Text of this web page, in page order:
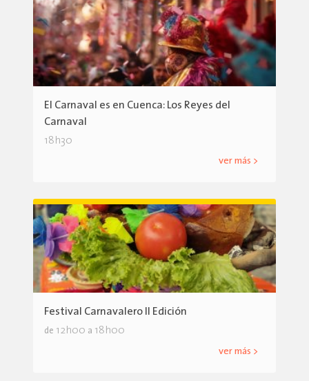
El Carnaval es en Cuenca: Los Reyes del
Carnaval
18h30
ver más >
Festival Carnavalero II Edición
de 12h00 a 18h00
ver más >